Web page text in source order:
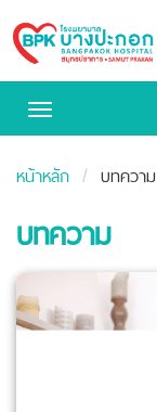
Bangpakok
Hospital
Toggle
หน้าหลัก บทความ
บทความ